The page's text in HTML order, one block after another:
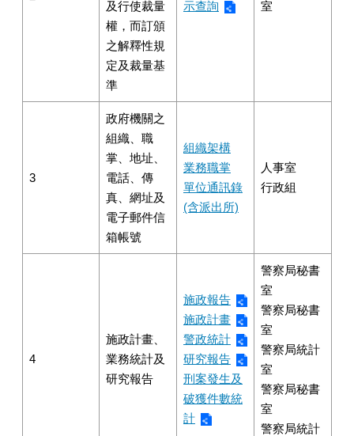
及行使裁量
權，而訂頒
之解釋性規
定及裁量基
準
示查詢
室
3
政府機關之
組織、職
掌、地址、
電話、傳
真、網址及
電子郵件信
箱帳號
組織架構
業務職掌
單位通訊錄
(含派出所)
人事室
行政組
4
施政計畫、
業務統計及
研究報告
施政報告
施政計畫
警政統計
研究報告
刑案發生及
破獲件數統
計
警察局秘書
室
警察局秘書
室
警察局統計
室
警察局秘書
室
警察局統計